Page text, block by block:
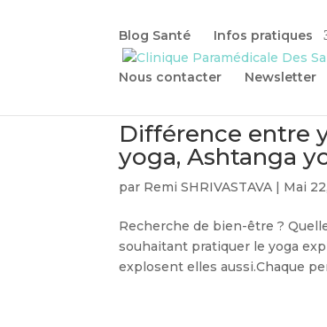
Blog Santé Infos pratiques
Nous contacter Newsletter
Différence entre
yoga, Ashtanga
par Remi SHRIVASTAVA | Mai
Recherche de bien-être ?
souhaitant pratiquer le yoga
explosent elles aussi.Chaque